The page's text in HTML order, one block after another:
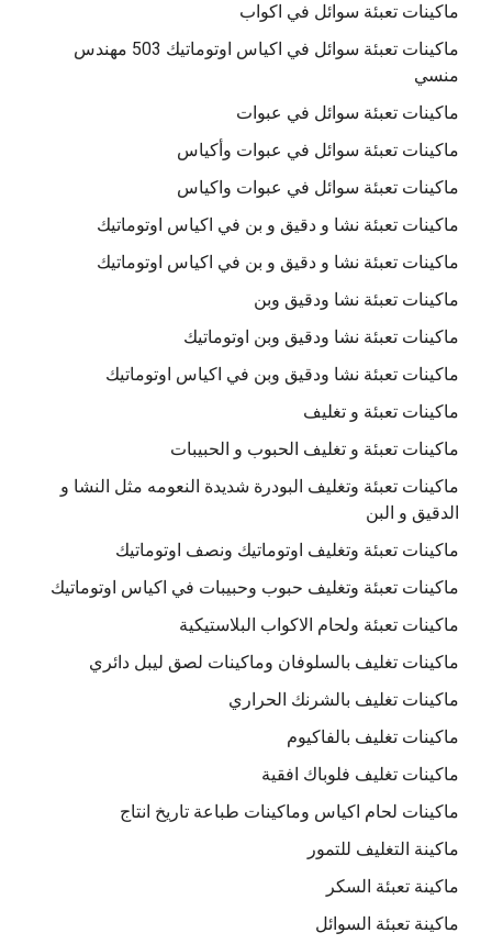
ماكينات تعبئة سوائل في اكواب
ماكينات تعبئة سوائل في اكياس اوتوماتيك 503 مهندس
منسي
ماكينات تعبئة سوائل في عبوات
ماكينات تعبئة سوائل في عبوات وأكياس
ماكينات تعبئة سوائل في عبوات واكياس
ماكينات تعبئة نشا و دقيق و بن في اكياس اوتوماتيك
ماكينات تعبئة نشا و دقيق و بن في اكياس اوتوماتيك
ماكينات تعبئة نشا ودقيق وبن
ماكينات تعبئة نشا ودقيق وبن اوتوماتيك
ماكينات تعبئة نشا ودقيق وبن في اكياس اوتوماتيك
ماكينات تعبئة و تغليف
ماكينات تعبئة و تغليف الحبوب و الحبيبات
ماكينات تعبئة وتغليف البودرة شديدة النعومه مثل النشا و
الدقيق و البن
ماكينات تعبئة وتغليف اوتوماتيك ونصف اوتوماتيك
ماكينات تعبئة وتغليف حبوب وحبيبات في اكياس اوتوماتيك
ماكينات تعبئة ولحام الاكواب البلاستيكية
ماكينات تغليف بالسلوفان وماكينات لصق ليبل دائري
ماكينات تغليف بالشرنك الحراري
ماكينات تغليف بالفاكيوم
ماكينات تغليف فلوباك افقية
ماكينات لحام اكياس وماكينات طباعة تاريخ انتاج
ماكينة التغليف للتمور
ماكينة تعبئة السكر
ماكينة تعبئة السوائل